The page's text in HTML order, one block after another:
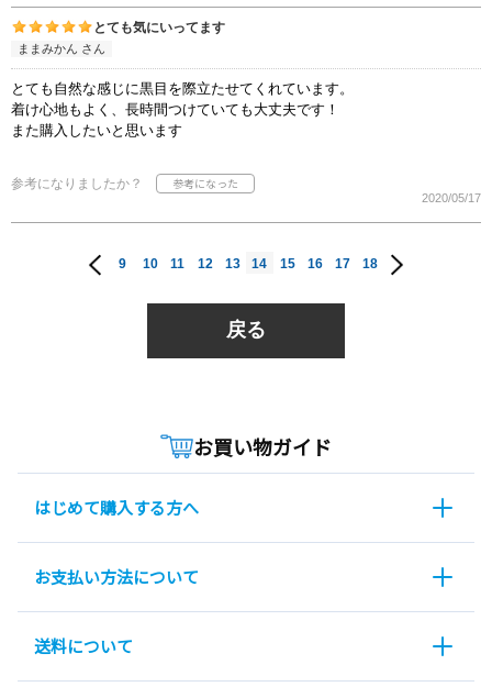
とても気にいってます
ままみかん さん
とても自然な感じに黒目を際立たせてくれています。
着け心地もよく、長時間つけていても大丈夫です！
また購入したいと思います
参考になりましたか？
2020/05/17
9 10 11 12 13 14 15 16 17 18
戻る
お買い物ガイド
はじめて購入する方へ
お支払い方法について
送料について